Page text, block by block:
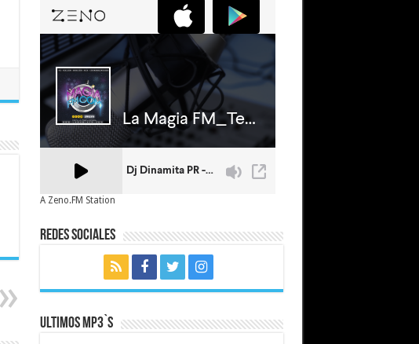
A Zeno.FM Station
Redes Sociales
Ultimos MP3`s